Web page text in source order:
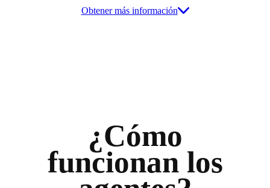
Obtener más información
¿Cómo
funcionan los